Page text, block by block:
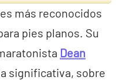
más reconocidos
pies planos. Su
Dean
significativa, sobre